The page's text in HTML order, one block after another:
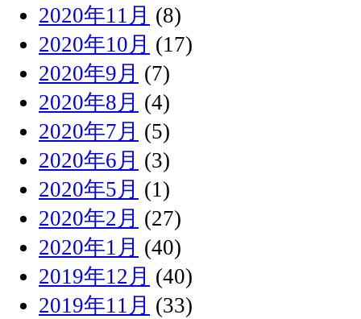
2020年11月 (8)
2020年10月 (17)
2020年9月 (7)
2020年8月 (4)
2020年7月 (5)
2020年6月 (3)
2020年5月 (1)
2020年2月 (27)
2020年1月 (40)
2019年12月 (40)
2019年11月 (33)